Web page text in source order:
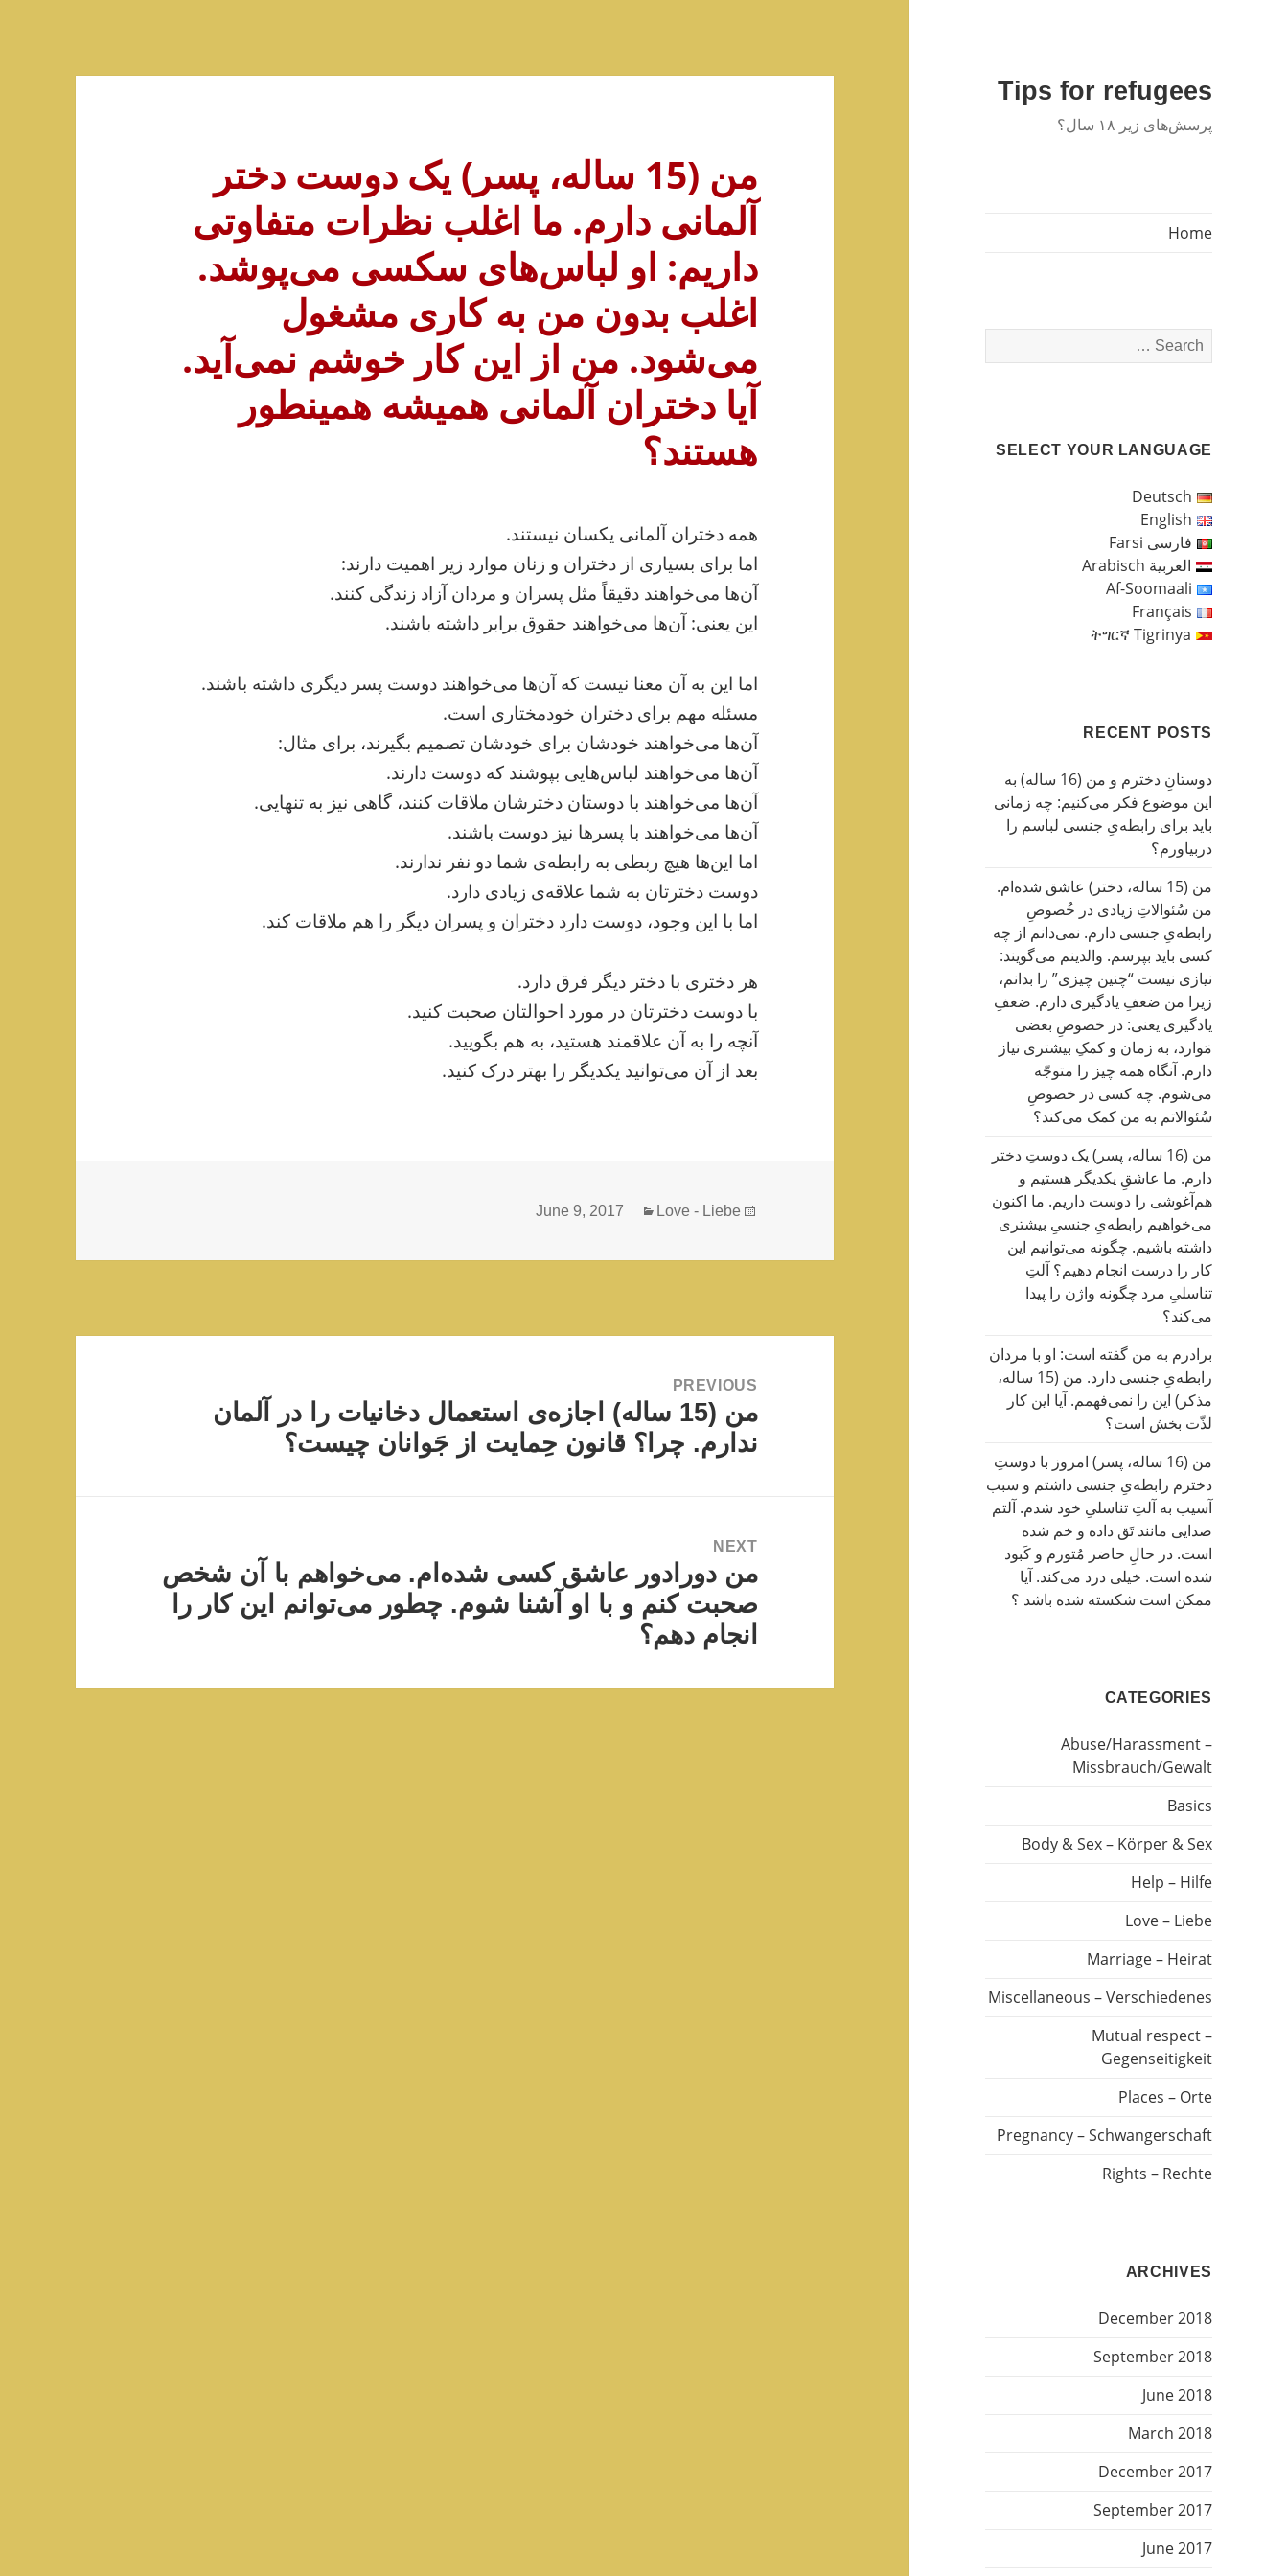
Tips for refugees
پرسش‌های زیر ۱۸ سال؟
Home
Search
for:
SELECT YOUR LANGUAGE
Deutsch
English
فارسی Farsi
العربية Arabisch
Af-Soomaali
Français
ትግርኛ Tigrinya
RECENT POSTS
دوستانِ دخترم و من (16 ساله) به
این موضوع فکر می‌کنیم: چه زمانی
باید برای رابطه‌یِ جنسی لباسم را
دربیاورم؟
من (15 ساله، دختر) عاشق شده‌ام.
من سُئوالاتِ زیادی در خُصوصِ
رابطه‌یِ جنسی دارم. نمی‌دانم از چه
کسی باید بپرسم. والدینم می‌گویند:
نیازی نیست “چنین چیزی” را بدانم،
زیرا من ضعفِ یادگیری دارم. ضعفِ
یادگیری یعنی: در خصوصِ بعضی
مَوارد، به زمان و کمکِ بیشتری نیاز
دارم. آنگاه همه چیز را متوجّه
می‌شوم. چه کسی در خصوصِ
سُئوالاتم به من کمک می‌کند؟
من (16 ساله، پسر) یک دوستِ دختر
دارم. ما عاشقِ یکدیگر هستیم و
هم‌آغوشی را دوست داریم. ما اکنون
می‌خواهیم رابطه‌یِ جنسیِ بیشتری
داشته باشیم. چگونه می‌توانیم این
کار را درست انجام دهیم؟ آلتِ
تناسلیِ مرد چگونه واژن را پیدا
می‌کند؟
برادرم به من گفته است: او با مردان
رابطه‌یِ جنسی دارد. من (15 ساله،
مذکر) این را نمی‌فهمم. آیا این کار
لذّت بخش است؟
من (16 ساله، پسر) امروز با دوستِ
دخترم رابطه‌یِ جنسی داشتم و سبب
آسیب به آلتِ تناسلیِ خود شدم. آلتم
صدایی مانند تَق داده و خم شده
است. در حالِ حاضر مُتورم و کَبود
شده است. خیلی درد می‌کند. آیا
ممکن است شکسته شده باشد ؟
CATEGORIES
Abuse/Harassment –
Missbrauch/Gewalt
Basics
Body & Sex – Körper & Sex
Help – Hilfe
Love – Liebe
Marriage – Heirat
Miscellaneous – Verschiedenes
Mutual respect –
Gegenseitigkeit
Places – Orte
Pregnancy – Schwangerschaft
Rights – Rechte
ARCHIVES
December 2018
September 2018
June 2018
March 2018
December 2017
September 2017
June 2017
من (15 ساله، پسر) یک دوست دختر
آلمانی دارم. ما اغلب نظرات متفاوتی
داریم: او لباس‌های سکسی می‌پوشد.
اغلب بدون من به کاری مشغول
می‌شود. من از این کار خوشم نمی‌آید.
آیا دختران آلمانی همیشه همینطور
هستند؟
همه دختران آلمانی یکسان نیستند.
اما برای بسیاری از دختران و زنان موارد زیر اهمیت دارند:
آن‌ها می‌خواهند دقیقاً مثل پسران و مردان آزاد زندگی کنند.
این یعنی: آن‌ها می‌خواهند حقوق برابر داشته باشند.
اما این به آن معنا نیست که آن‌ها می‌خواهند دوست پسر دیگری داشته باشند.
مسئله مهم برای دختران خودمختاری است.
آن‌ها می‌خواهند خودشان برای خودشان تصمیم بگیرند، برای مثال:
آن‌ها می‌خواهند لباس‌هایی بپوشند که دوست دارند.
آن‌ها می‌خواهند با دوستان دخترشان ملاقات کنند، گاهی نیز به تنهایی.
آن‌ها می‌خواهند با پسرها نیز دوست باشند.
اما این‌ها هیچ ربطی به رابطه‌ی شما دو نفر ندارند.
دوست دخترتان به شما علاقه‌ی زیادی دارد.
اما با این وجود، دوست دارد دختران و پسران دیگر را هم ملاقات کند.
هر دختری با دختر دیگر فرق دارد.
با دوست دخترتان در مورد احوالتان صحبت کنید.
آنچه را به آن علاقمند هستید، به هم بگویید.
بعد از آن می‌توانید یکدیگر را بهتر درک کنید.
Posted
June 9, 2017Categories Love - Liebe
navigation
PREVIOUS
Previous
post:
من (15 ساله) اجازه‌ی استعمال دخانیات را در آلمان
ندارم. چرا؟ قانون حِمایت از جَوانان چیست؟
NEXT
Next
post:
من دورادور عاشق کسی شده‌ام. می‌خواهم با آن شخص
صحبت کنم و با او آشنا شوم. چطور می‌توانم این کار را
انجام دهم؟